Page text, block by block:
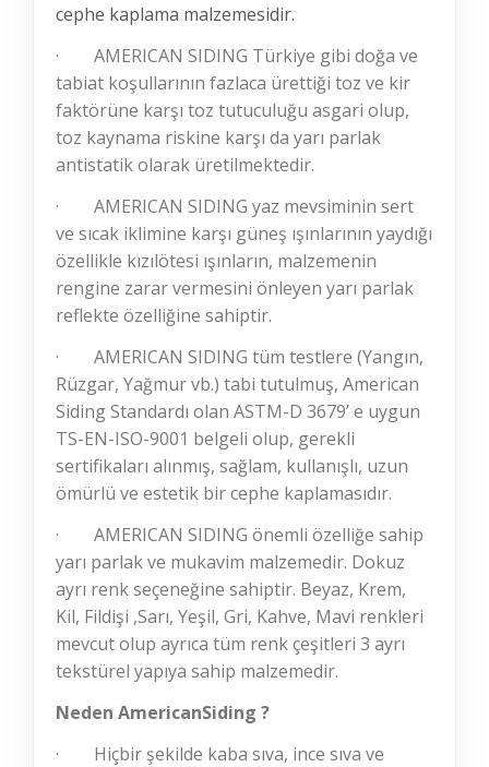
cephe kaplama malzemesidir.
·
AMERICAN SIDING Türkiye gibi doğa ve
tabiat koşullarının fazlaca ürettiği toz ve kir
faktörüne karşı toz tutuculuğu asgari olup,
toz kaynama riskine karşı da yarı parlak
antistatik olarak üretilmektedir.
·
AMERICAN SIDING yaz mevsiminin sert
ve sıcak iklimine karşı güneş ışınlarının yaydığı
özellikle kızılötesi ışınların, malzemenin
rengine zarar vermesini önleyen yarı parlak
reflekte özelliğine sahiptir.
·
AMERICAN SIDING tüm testlere (Yangın,
Rüzgar, Yağmur vb.) tabi tutulmuş, American
Siding Standardı olan ASTM-D 3679’ e uygun
TS-EN-ISO-9001 belgeli olup, gerekli
sertifikaları alınmış, sağlam, kullanışlı, uzun
ömürlü ve estetik bir cephe kaplamasıdır.
·
AMERICAN SIDING önemli özelliğe sahip
yarı parlak ve mukavim malzemedir. Dokuz
ayrı renk seçeneğine sahiptir. Beyaz, Krem,
Kil, Fildişi ,Sarı, Yeşil, Gri, Kahve, Mavi renkleri
mevcut olup ayrıca tüm renk çeşitleri 3 ayrı
tekstürel yapıya sahip malzemedir.
Neden AmericanSiding ?
·
Hiçbir şekilde kaba sıva, ince sıva ve